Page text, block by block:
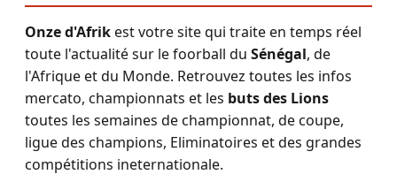
Onze d'Afrikest votre site qui traite en temps réel
toute l'actualité sur le foorball du Sénégal, de
l'Afrique et du Monde. Retrouvez toutes les infos
mercato, championnats et les buts des Lions
toutes les semaines de championnat, de coupe,
ligue des champions, Eliminatoires et des grandes
compétitions ineternationale.